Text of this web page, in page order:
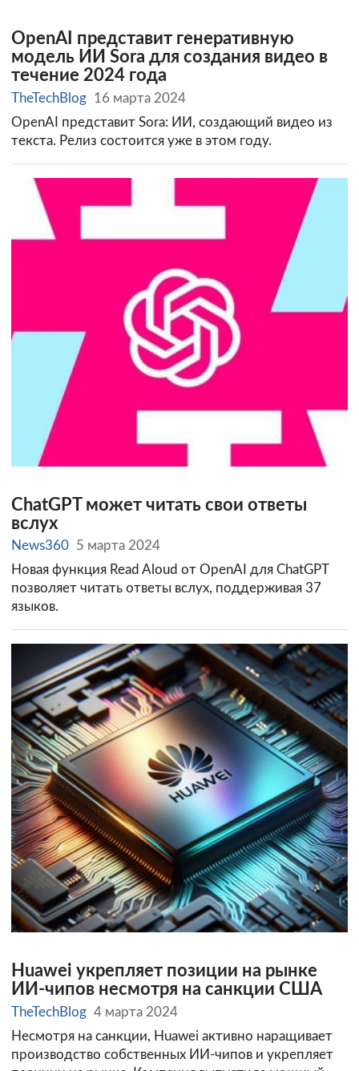
OpenAI представит генеративную
модель ИИ Sora для создания видео в
течение 2024 года
TheTechBlog 16 марта 2024
OpenAI представит Sora: ИИ, создающий видео из
текста. Релиз состоится уже в этом году.
ChatGPT может читать свои ответы
вслух
News360 5 марта 2024
Новая функция Read Aloud от OpenAI для ChatGPT
позволяет читать ответы вслух, поддерживая 37
языков.
Huawei укрепляет позиции на рынке
ИИ-чипов несмотря на санкции США
TheTechBlog 4 марта 2024
Несмотря на санкции, Huawei активно наращивает
производство собственных ИИ-чипов и укрепляет